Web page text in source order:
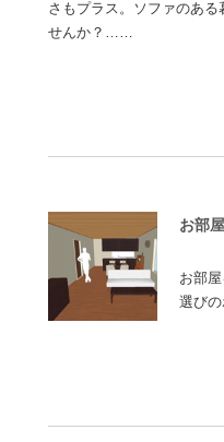
さもプラス。ソファのある
せんか？……
お部
お部
選び